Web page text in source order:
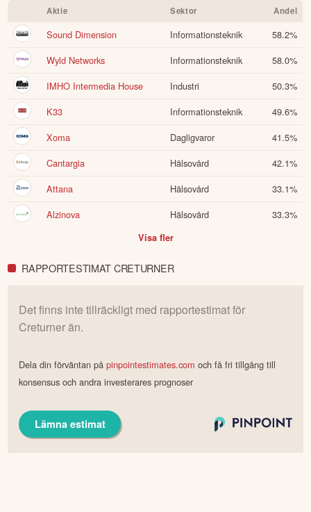
Aktie Sektor Andel
Sound Dimension Informationsteknik 58.2%
Wyld Networks
Informationsteknik 58.0%
IMHO Intermedia House
Industri 50.3%
K33
Informationsteknik 49.6%
Xoma
Dagligvaror 41.5%
Cantargia
Hälsovård 42.1%
Attana
Hälsovård 33.1%
Alzinova
Hälsovård 33.3%
Visa fler
RAPPORTESTIMAT CRETURNER
Det finns inte tillräckligt med rapportestimat för
Creturnerän.
Dela din förväntan påpinpointestimates.com och få fri tillgång till
konsensus och andra investerares prognoser
Lämna estimat